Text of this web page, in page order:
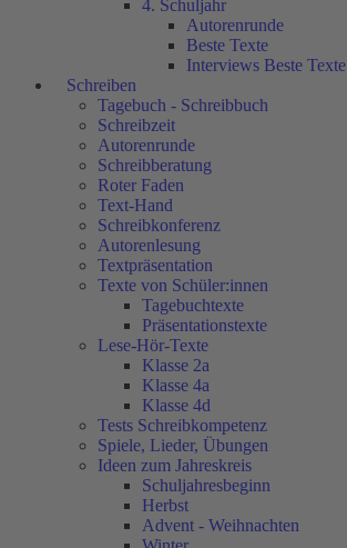
4. Schuljahr
Autorenrunde
Beste Texte
Interviews Beste Texte
Schreiben
Tagebuch - Schreibbuch
Schreibzeit
Autorenrunde
Schreibberatung
Roter Faden
Text-Hand
Schreibkonferenz
Autorenlesung
Textpräsentation
Texte von Schüler:innen
Tagebuchtexte
Präsentationstexte
Lese-Hör-Texte
Klasse 2a
Klasse 4a
Klasse 4d
Tests Schreibkompetenz
Spiele, Lieder, Übungen
Ideen zum Jahreskreis
Schuljahresbeginn
Herbst
Advent - Weihnachten